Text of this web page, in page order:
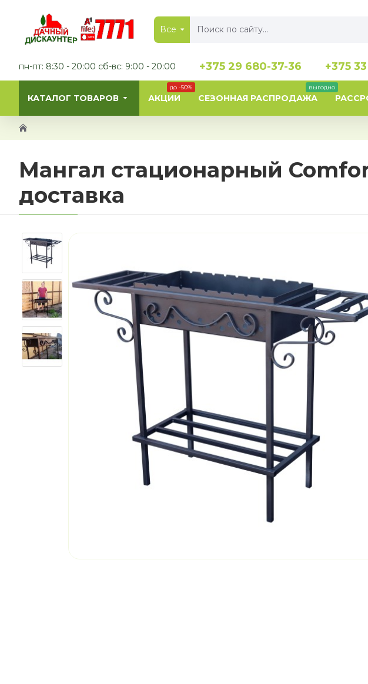
Все
пн-пт: 8:30 - 20:00 сб-вс: 9:00 - 20:00 +375 29 680-37-36 +375
КАТАЛОГ ТОВАРОВ АКЦИИ
до -50%
СЕЗОННАЯ РАСПРОДАЖА
выгодно
Мангал стационарный
доставка